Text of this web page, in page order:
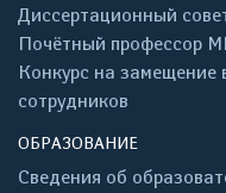
Диссертационный
Почётный профессор
Конкурс на замещение
сотрудников
ОБРАЗОВАНИЕ
Сведения об